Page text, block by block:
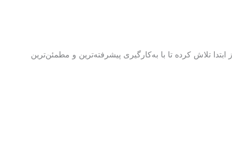
تلاش کرده تا با به‌کارگیری پیشرفته‌ترین و مطمئن‌ترین